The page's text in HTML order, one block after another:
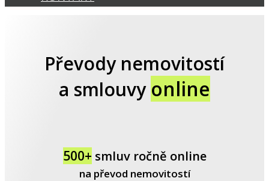
Převody nemovitostí
a smlouvy online
500+ smluv ročně online
na převod nemovitostí